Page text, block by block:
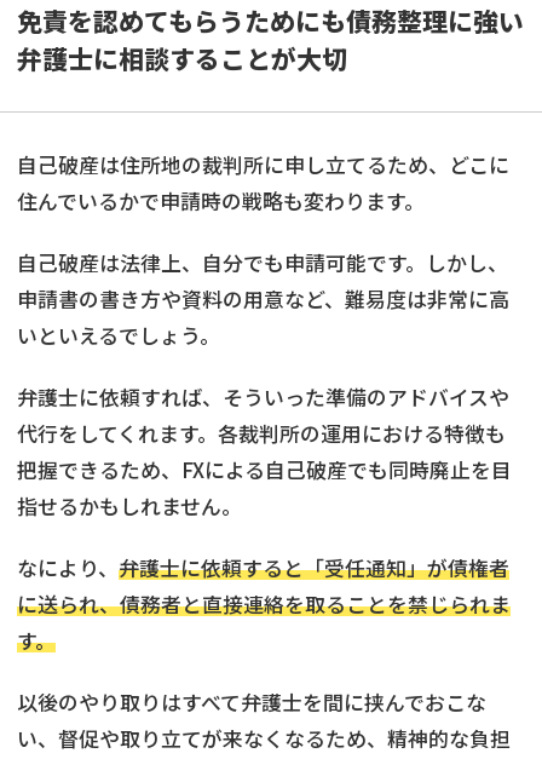
免責を認めてもらうためにも債務整理に強い
弁護士に相談することが大切
自己破産は住所地の裁判所に申し立てるため、どこに
住んでいるかで申請時の戦略も変わります。
自己破産は法律上、自分でも申請可能です。しかし、
申請書の書き方や資料の用意など、難易度は非常に高
いといえるでしょう。
弁護士に依頼すれば、そういった準備のアドバイスや
代行をしてくれます。各裁判所の運用における特徴も
把握できるため、FXによる自己破産でも同時廃止を目
指せるかもしれません。
なにより、 弁護士に依頼すると「受任通知」が債権者
に送られ、債務者と直接連絡を取ることを禁じられま
す。
以後のやり取りはすべて弁護士を間に挟んでおこな
い、督促や取り立てが来なくなるため、精神的な負担